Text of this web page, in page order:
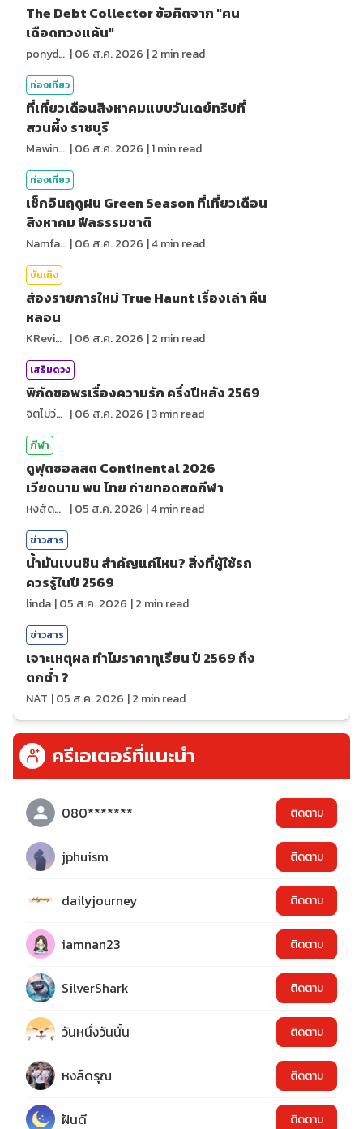
The Debt Collector ข้อคิดจาก "คน
เดือดทวงแค้น"
ponydiary |06 ส.ค. 2026 |2 min read
ท่องเที่ยว
ที่เที่ยวเดือนสิงหาคมแบบวันเดย์ทริปที่
สวนผึ้ง ราชบุรี
MawinMatravel |06 ส.ค. 2026 |1min read
ท่องเที่ยว
เช็กอินฤดูฝน Green Season ที่เที่ยวเดือน
สิงหาคม ฟีลธรรมชาติ
NamfahPhupha |06 ส.ค. 2026 |4min read
บันเทิง
ส่องรายการใหม่ True Haunt เรื่องเล่า คืน
หลอน
KReview |06 ส.ค. 2026 |2 min read
เสริมดวง
พิกัดขอพรเรื่องความรัก ครึ่งปีหลัง 2569
จิตไม่ว่าง |06 ส.ค. 2026 |3min read
กีฬา
ดูฟุตซอลสด Continental 2026
เวียดนาม พบ ไทย ถ่ายทอดสดกีฬา
หงส์ดรุณ |05 ส.ค. 2026 |4min read
ข่าวสาร
น้ำมันเบนซิน สำคัญแค่ไหน? สิ่งที่ผู้ใช้รถ
ควรรู้ในปี 2569
linda |05 ส.ค. 2026 |2 min read
ข่าวสาร
เจาะเหตุผล ทำไมราคาทุเรียน ปี 2569 ถึง
ตกต่ำ ?
NAT |05 ส.ค. 2026 |2 min read
ครีเอเตอร์ที่แนะนำ
080******* ติดตาม
jphuism ติดตาม
dailyjourney ติดตาม
iamnan23 ติดตาม
SilverShark ติดตาม
วันหนึ่งวันนั้น ติดตาม
หงส์ดรุณ ติดตาม
ฝันดี ติดตาม